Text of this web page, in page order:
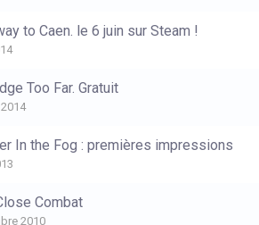
to Caen. le 6 juin sur Steam !
Too Far. Gratuit
In the Fog : premières impressions
Combat
2010